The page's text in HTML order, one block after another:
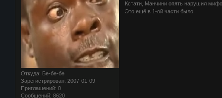
Откуда: Бе-бе-бе
Зарегистрирован: 2007-01-09
Приглашений: 0
Сообщений: 8620
Кстати, Манчини опять нарушил
Это ещё в 1-ой части было.